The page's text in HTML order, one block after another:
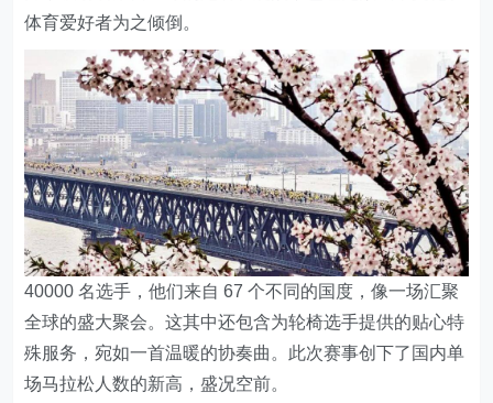
体育爱好者为之倾倒。
40000 名选手，他们来自 67 个不同的国度，像一场汇聚
全球的盛大聚会。这其中还包含为轮椅选手提供的贴心特
殊服务，宛如一首温暖的协奏曲。此次赛事创下了国内单
场马拉松人数的新高，盛况空前。